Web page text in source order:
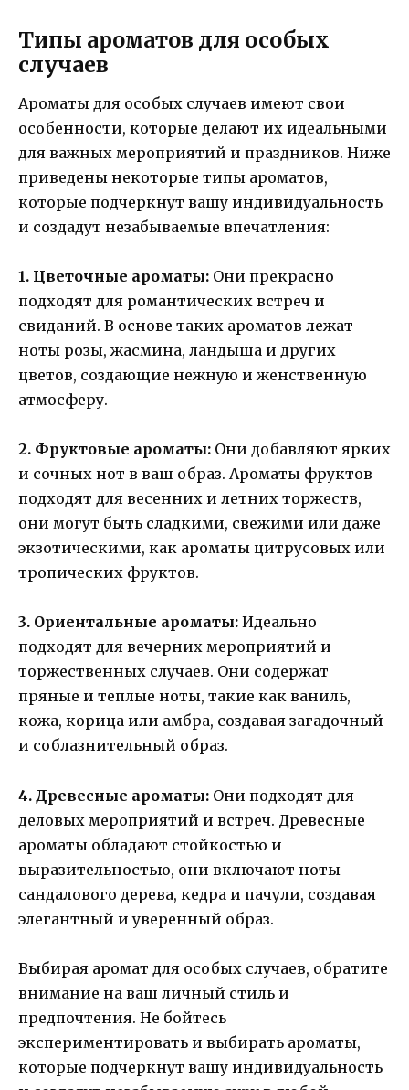
Типы ароматов для особых
случаев
Ароматы для особых случаев имеют свои
особенности, которые делают их идеальными
для важных мероприятий и праздников. Ниже
приведены некоторые типы ароматов,
которые подчеркнут вашу индивидуальность
и создадут незабываемые впечатления:
1. Цветочные ароматы: Они прекрасно
подходят для романтических встреч и
свиданий. В основе таких ароматов лежат
ноты розы, жасмина, ландыша и других
цветов, создающие нежную и женственную
атмосферу.
2. Фруктовые ароматы: Они добавляют ярких
и сочных нот в ваш образ. Ароматы фруктов
подходят для весенних и летних торжеств,
они могут быть сладкими, свежими или даже
экзотическими, как ароматы цитрусовых или
тропических фруктов.
3. Ориентальные ароматы: Идеально
подходят для вечерних мероприятий и
торжественных случаев. Они содержат
пряные и теплые ноты, такие как ваниль,
кожа, корица или амбра, создавая загадочный
и соблазнительный образ.
4. Древесные ароматы: Они подходят для
деловых мероприятий и встреч. Древесные
ароматы обладают стойкостью и
выразительностью, они включают ноты
сандалового дерева, кедра и пачули, создавая
элегантный и уверенный образ.
Выбирая аромат для особых случаев, обратите
внимание на ваш личный стиль и
предпочтения. Не бойтесь
экспериментировать и выбирать ароматы,
которые подчеркнут вашу индивидуальность